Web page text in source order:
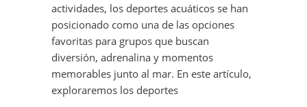
actividades, los deportes acuáticos se han
posicionado como una de las opciones
favoritas para grupos que buscan
diversión, adrenalina y momentos
memorables junto al mar. En este artículo,
exploraremos los deportes